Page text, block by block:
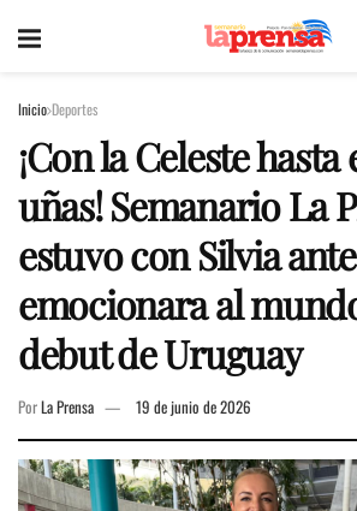
Inicio Deportes
¡Con la Celeste hasta
uñas! Semanario La
estuvo con Silvia
emocionara al
debut de Uruguay
PorLa Prensa 19 de junio de 2026